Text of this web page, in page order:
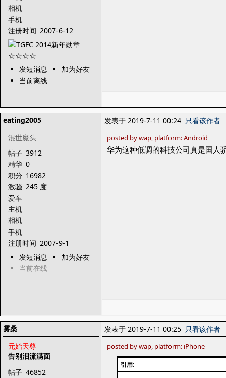
相机
手机
注册时间 2007-6-12
发短消息
加为好友
当前离线
eating2005
混世魔头
帖子 3912
精华 0
积分 16982
激骚 245 度
爱车
主机
相机
手机
注册时间 2007-9-1
发短消息
加为好友
当前在线
发表于 2019-7-11 00:24 只看该作者
posted by wap, platform: Android
华为这种低调的科技公司真是国人
雾桑
元始天尊
告别泪流满面
帖子 46852
发表于 2019-7-11 00:25 只看该作者
posted by wap, platform: iPhone
引用: